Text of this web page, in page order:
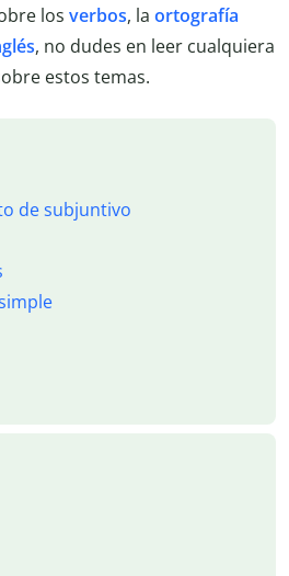
los verbos, la ortografía
, no dudes en leer cualquiera
estos temas.
de subjuntivo